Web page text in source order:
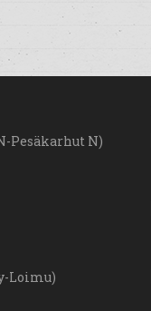
Pesäkarhut N)
Loimu)